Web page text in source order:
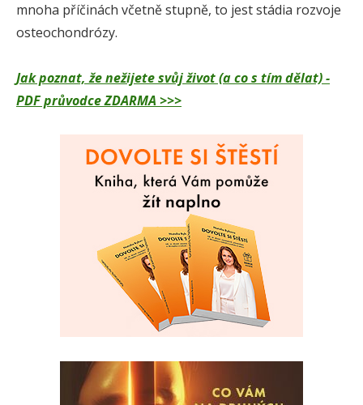
mnoha příčinách včetně stupně, to jest stádia rozvoje
osteochondrózy.
Jak poznat, že nežijete svůj život (a co s tím dělat) -
PDF průvodce ZDARMA >>>